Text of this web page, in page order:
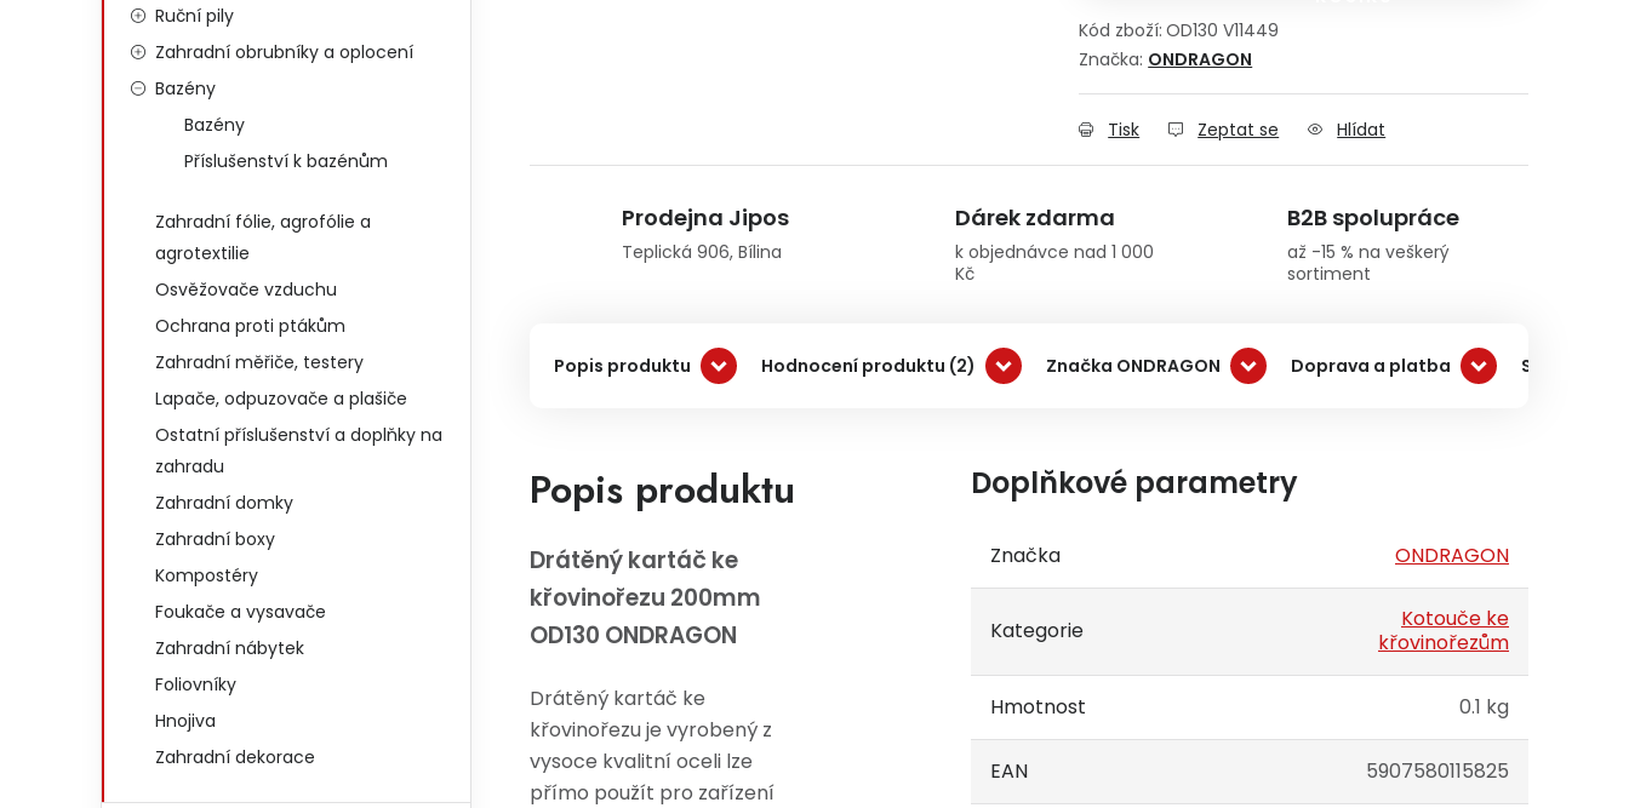
Ruční pily
Zahradní obrubníky a oplocení
Bazény
Bazény
Příslušenství k bazénům
Zahradní fólie, agrofólie a
agrotextilie
Osvěžovače vzduchu
Ochrana proti ptákům
Zahradní měřiče, testery
Lapače, odpuzovače a plašiče
Ostatní příslušenství a doplňky na
zahradu
Zahradní domky
Zahradní boxy
Kompostéry
Foukače a vysavače
Zahradní nábytek
Foliovníky
Hnojiva
Zahradní dekorace
Kód zboží: OD130 V11449
Značka: ONDRAGON
Tisk Zeptat se Hlídat
Prodejna Jipos
Teplická 906, Bílina
Dárek zdarma
k objednávce nad 1 000
Kč
B2B spolupráce
až -15 % na veškerý
sortiment
Popis produktu Hodnocení produktu (2) Značka ONDRAGON Doprava a platba Související
Popis produktu
Drátěný kartáč ke
křovinořezu 200mm
OD130 ONDRAGON
Drátěný kartáč ke
křovinořezu je vyrobený z
vysoce kvalitní oceli lze
přímo použít pro zařízení
Doplňkové parametry
Značka ONDRAGON
Kategorie
Kotouče ke
křovinořezům
Hmotnost 0.1 kg
EAN 5907580115825